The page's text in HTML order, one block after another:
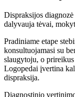
Dispraksijos
dalyvauja tėvai,
Pradiniame etape
konsultuojamasi su
slaugytoju, o prireikus
Logopedai įvertina
dispraksija.
Diagnostinio